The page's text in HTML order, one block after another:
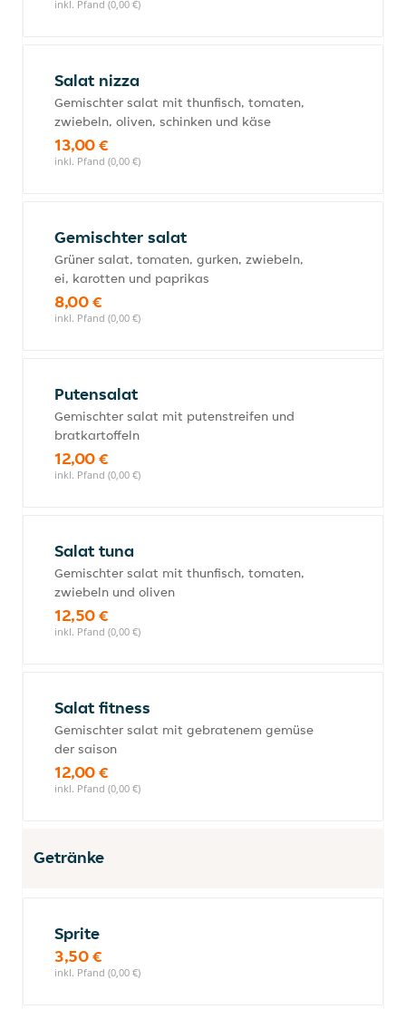
inkl. Pfand (0,00 €)
Salat nizza
Gemischter salat mit thunfisch, tomaten,
zwiebeln, oliven, schinken und käse
13,00 €
inkl. Pfand (0,00 €)
Gemischter salat
Grüner salat, tomaten, gurken, zwiebeln,
ei, karotten und paprikas
8,00 €
inkl. Pfand (0,00 €)
Putensalat
Gemischter salat mit putenstreifen und
bratkartoffeln
12,00 €
inkl. Pfand (0,00 €)
Salat tuna
Gemischter salat mit thunfisch, tomaten,
zwiebeln und oliven
12,50 €
inkl. Pfand (0,00 €)
Salat fitness
Gemischter salat mit gebratenem gemüse
der saison
12,00 €
inkl. Pfand (0,00 €)
Getränke
Sprite
3,50 €
inkl. Pfand (0,00 €)